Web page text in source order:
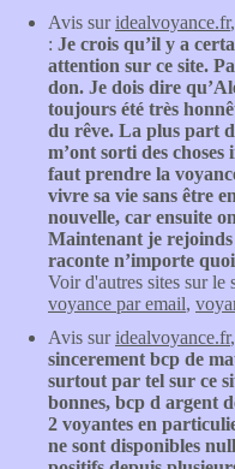
Avis suridealvoyance.fr
: Je crois qu’il y a
attention sur ce site.
don. Je dois dire
toujours été très
du rêve. La plus part
m’ont sorti des choses
faut prendre la
vivre sa vie sans être
nouvelle, car ensuite
Maintenant je rejoinds
raconte n’importe
Voir d'autres sites sur le
voyance par email,
Avis suridealvoyance.fr
sincerement bcp de
surtout par tel sur ce
bonnes, bcp d argent
2 voyantes en
ne sont disponibles